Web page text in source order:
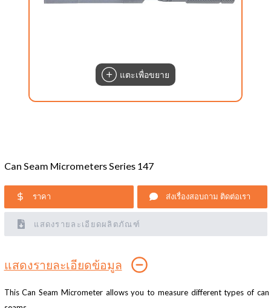
แตะเพื่อขยาย
Can Seam Micrometers Series 147
ราคา ส่งเรื่องสอบถาม ติดต่อเรา
แสดงรายละเอียดผลิตภัณฑ์
แสดงรายละเอียดข้อมูล
This Can Seam Micrometer allows you to measure different types of can